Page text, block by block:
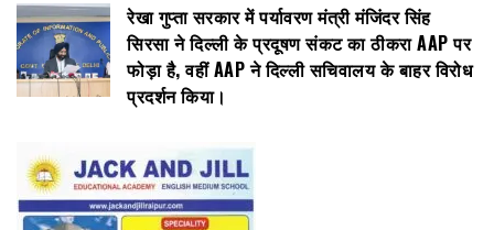
रेखा गुप्ता सरकार में पर्यावरण मंत्री मंजिंदर सिंह
सिरसा ने दिल्ली के प्रदूषण संकट का ठीकरा AAP पर
फोड़ा है, वहीं AAP ने दिल्ली सचिवालय के बाहर विरोध
प्रदर्शन किया।